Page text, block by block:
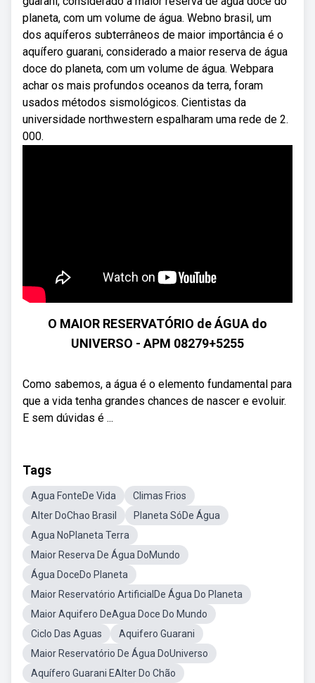
planeta, com um volume de água. Webno brasil, um
dos aquíferos subterrâneos de maior importância é o
aquífero guarani, considerado a maior reserva de água
doce do planeta, com um volume de água. Webpara
achar os mais profundos oceanos da terra, foram
usados métodos sismológicos. Cientistas da
universidade northwestern espalharam uma rede de 2.
000.
O MAIOR RESERVATÓRIO de ÁGUA do
UNIVERSO - APM 08279+5255
Como sabemos, a água é o elemento fundamental para
que a vida tenha grandes chances de nascer e evoluir.
E sem dúvidas é ...
Tags
Agua FonteDe Vida
Climas Frios
Alter DoChao Brasil
Planeta SóDe Água
Agua NoPlaneta Terra
Maior Reserva De Água DoMundo
Água DoceDo Planeta
Maior Reservatório ArtificialDe Água Do Planeta
Maior Aquifero DeAgua Doce Do Mundo
Ciclo Das Aguas
Aquifero Guarani
Maior Reservatório De Água DoUniverso
Aquífero Guarani EAlter Do Chão